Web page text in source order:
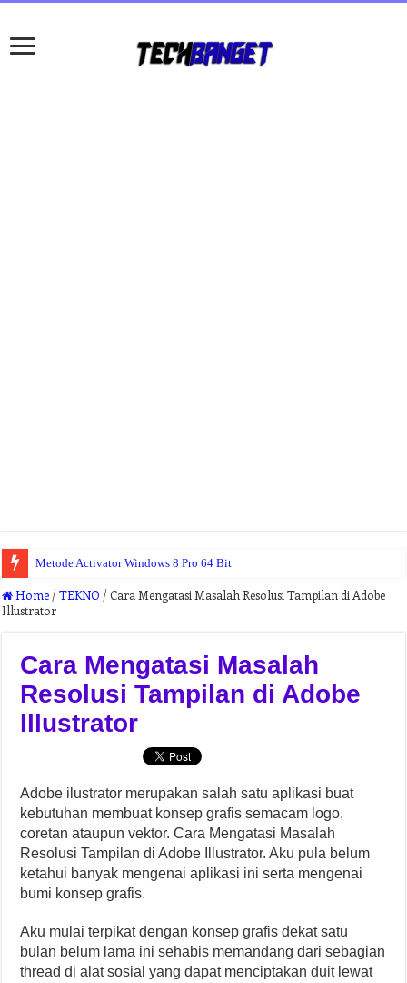
Metode Activator Windows 8 Pro 64 Bit
Home /TEKNO /Cara Mengatasi Masalah Resolusi Tampilan di Adobe
Illustrator
Cara Mengatasi Masalah
Resolusi Tampilan di Adobe
Illustrator
Adobe ilustrator merupakan salah satu aplikasi buat
kebutuhan membuat konsep grafis semacam logo,
coretan ataupun vektor. Cara Mengatasi Masalah
Resolusi Tampilan di Adobe Illustrator. Aku pula belum
ketahui banyak mengenai aplikasi ini serta mengenai
bumi konsep grafis.
Aku mulai terpikat dengan konsep grafis dekat satu
bulan belum lama ini sehabis memandang dari sebagian
thread di alat sosial yang dapat menciptakan duit lewat